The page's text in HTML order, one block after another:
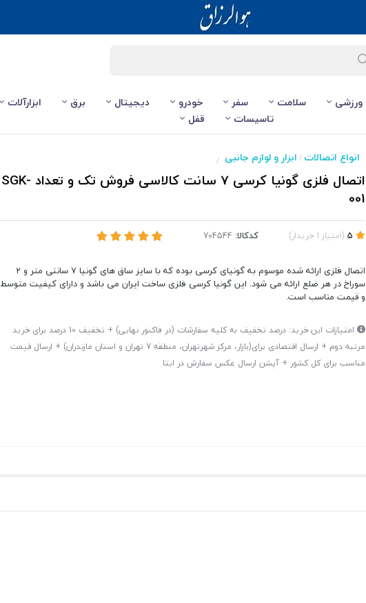
ورزشی سلامت سفر خودرو دیجیتال برق ابزارآلات
تاسیسات
قفل
انواع اتصالات / ابزار و لوازم جانبی /
اتصال فلزی گونیا کرسی 7 سانت کالاسی فروش تک و تعداد SGK-
001
(امتیاز 1 خریدار) کدکالا:
اتصال فلزی ارائه شده موسوم به گونیای کرسی بوده که با سایز ساق های گونیا ۷ سانتی متر و ۲
سوراخ در هر ضلع ارائه می شود. این گونیا کرسی فلزی ساخت ایران می باشد و دارای کیفیت متوسط
و قیمت مناسب است.
امتیازات این خرید: درصد تخفیف به کلیه سفارشات (در فاکنور نهایی) + تخفیف 10 درصد برای خرید
مرتبه دوم + ارسال اقتصادی برای(بازار، مرکز شهرتهران، منطقه 7 تهران و استان مازندران) + ارسال قیمت
مناسب برای کل کشور + آپشن ارسال عکس سفارش در ایتا